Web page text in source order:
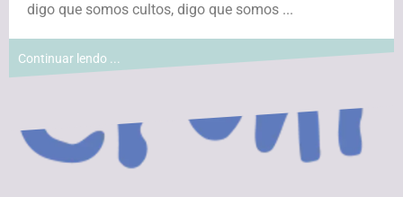
digo que somos cultos, digo que somos ...
Continuar lendo ...